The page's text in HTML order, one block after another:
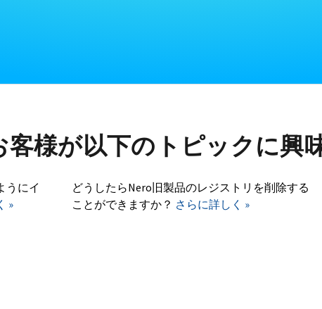
様が以下のトピックに興
うにイ
»
どうしたらNero旧製品のレジストリを削除する
ことができますか？ さらに詳しく »